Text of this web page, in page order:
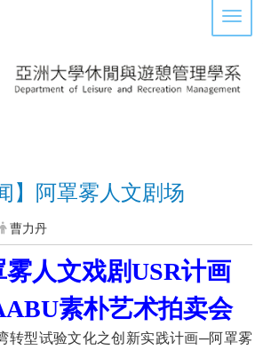
Toggle
】阿罩雾人文剧场
曹力丹
人文戏剧USR计画
素朴艺术拍卖会
转型试验文化之创新实践计画─阿罩雾